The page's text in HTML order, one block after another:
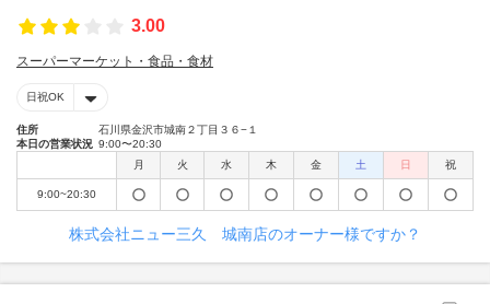
3.00
スーパーマーケット・食品・食材
日祝OK
住所
石川県金沢市城南２丁目３６−１
本日の営業状況 9:00〜20:30
月
火 水 木 金 土 日 祝
9:00~20:30
株式会社ニュー三久 城南店のオーナー様ですか？